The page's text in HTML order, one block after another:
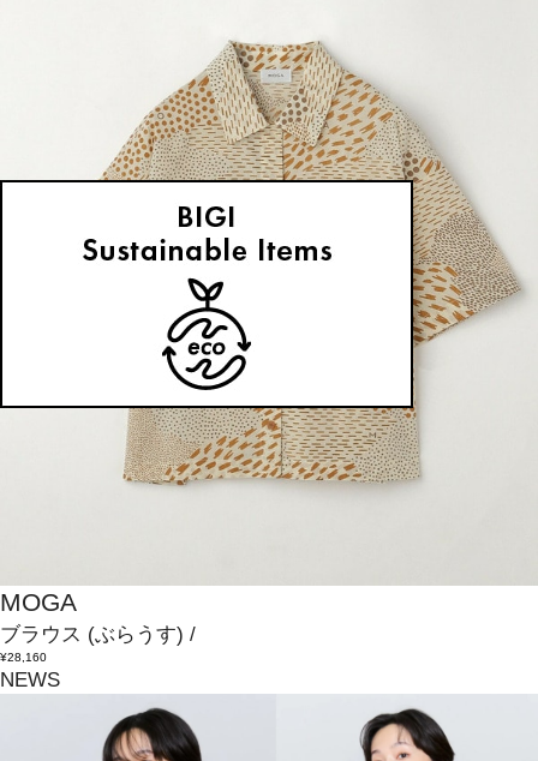
MOGA
ブラウス (ぶらうす) /
¥28,160
NEWS